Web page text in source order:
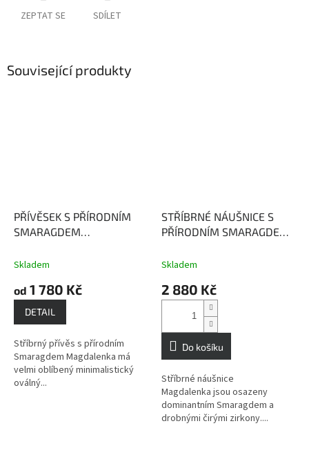
ZEPTAT SE SDÍLET
Související produkty
PŘÍVĚSEK S PŘÍRODNÍM
SMARAGDEM
kámen bohatství a moci
Skladem
od 1 780 Kč
DETAIL
Stříbrný přívěs s přírodním
Smaragdem Magdalenka má
velmi oblíbený minimalistický
oválný...
STŘÍBRNÉ NÁUŠNICE S
PŘÍRODNÍM SMARAGDEM
kámen bohatství a moci
Skladem
2 880 Kč
Do košíku
Stříbrné náušnice
Magdalenka jsou osazeny
dominantním Smaragdem a
drobnými čirými zirkony....